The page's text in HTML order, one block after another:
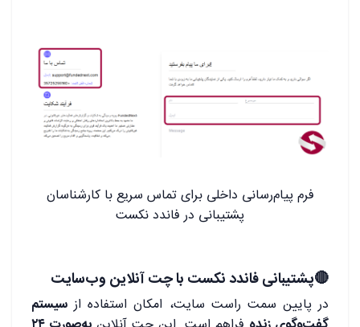
فرم پیام‌رسانی داخلی برای تماس سریع با کارشناسان
پشتیبانی در فاندد نکست
🔴پشتیبانی فاندد نکست با چت آنلاین وب‌سایت
در پایین سمت راست سایت، امکان استفاده از سیستم